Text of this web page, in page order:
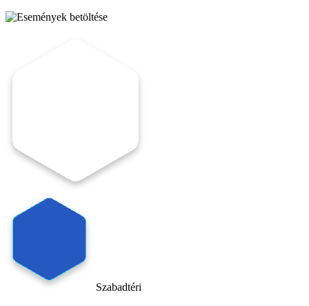
Szabadtéri